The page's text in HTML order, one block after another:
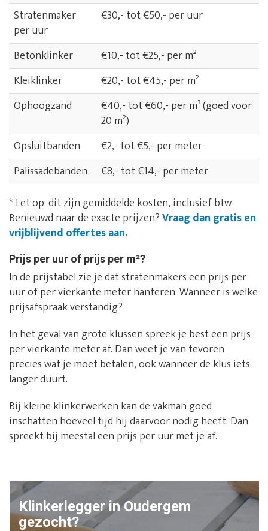
Stratenmaker
per uur
€30,- tot €50,- per uur
Betonklinker
€10,- tot €25,- per m²
Kleiklinker
€20,- tot €45,- per m²
Ophoogzand
€40,- tot €60,- per m³ (goed voor
20 m²)
Opsluitbanden
€2,- tot €5,- per meter
Palissadebanden
€8,- tot €14,- per meter
* Let op: dit zijn gemiddelde kosten, inclusief btw.
Benieuwd naar de exacte prijzen?Vraag dan gratis en
vrijblijvend offertes aan.
Prijs per uur of prijs per m²?
In de prijstabel zie je dat stratenmakers een prijs per
uur of per vierkante meter hanteren. Wanneer is welke
prijsafspraak verstandig?
In het geval van grote klussen spreek je best een prijs
per vierkante meter af. Dan weet je van tevoren
precies wat je moet betalen, ook wanneer de klus iets
langer duurt.
Bij kleine klinkerwerken kan de vakman goed
inschatten hoeveel tijd hij daarvoor nodig heeft. Dan
spreekt bij meestal een prijs per uur met je af.
Klinkerlegger in Oudergem
gezocht?